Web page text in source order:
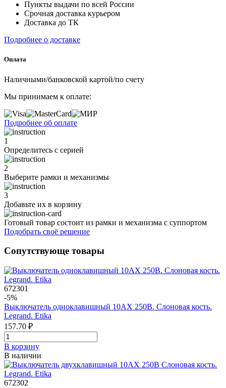
Пункты выдачи по всей России
Срочная доставка курьером
Доставка до ТК
Подробнее о доставке
Оплата
Наличными/банковской картой/по счету
Мы принимаем к оплате:
Подробнее об оплате
1
Определитесь с серией
2
Выберите рамки и механизмы
3
Добавьте их в корзину
Готовый товар состоит из рамки и механизма с суппортом
Подобрать своё решение
Сопутствующе товары
672301
-5%
Выключатель одноклавишный 10AX 250В. Слоновая кость.
Legrand. Etika
157.70 ₽
В корзинy
В наличии
672302